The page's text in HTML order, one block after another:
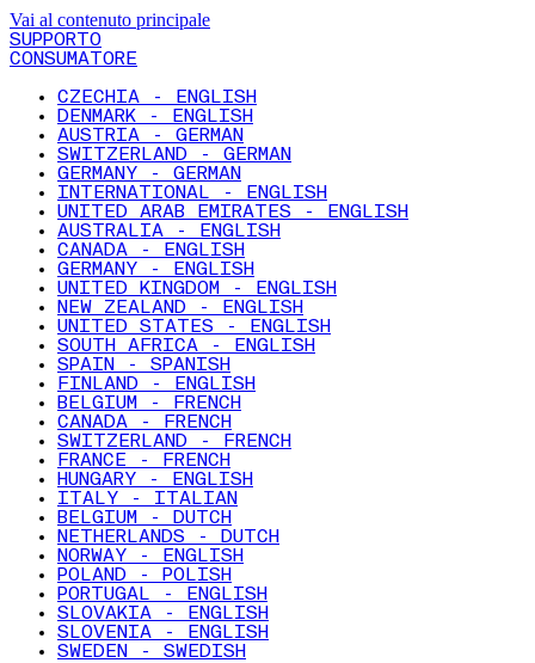
Vai al contenuto principale
SUPPORTO
CONSUMATORE
CZECHIA - ENGLISH
DENMARK - ENGLISH
AUSTRIA - GERMAN
SWITZERLAND - GERMAN
GERMANY - GERMAN
INTERNATIONAL - ENGLISH
UNITED ARAB EMIRATES - ENGLISH
AUSTRALIA - ENGLISH
CANADA - ENGLISH
GERMANY - ENGLISH
UNITED KINGDOM - ENGLISH
NEW ZEALAND - ENGLISH
UNITED STATES - ENGLISH
SOUTH AFRICA - ENGLISH
SPAIN - SPANISH
FINLAND - ENGLISH
BELGIUM - FRENCH
CANADA - FRENCH
SWITZERLAND - FRENCH
FRANCE - FRENCH
HUNGARY - ENGLISH
ITALY - ITALIAN
BELGIUM - DUTCH
NETHERLANDS - DUTCH
NORWAY - ENGLISH
POLAND - POLISH
PORTUGAL - ENGLISH
SLOVAKIA - ENGLISH
SLOVENIA - ENGLISH
SWEDEN - SWEDISH